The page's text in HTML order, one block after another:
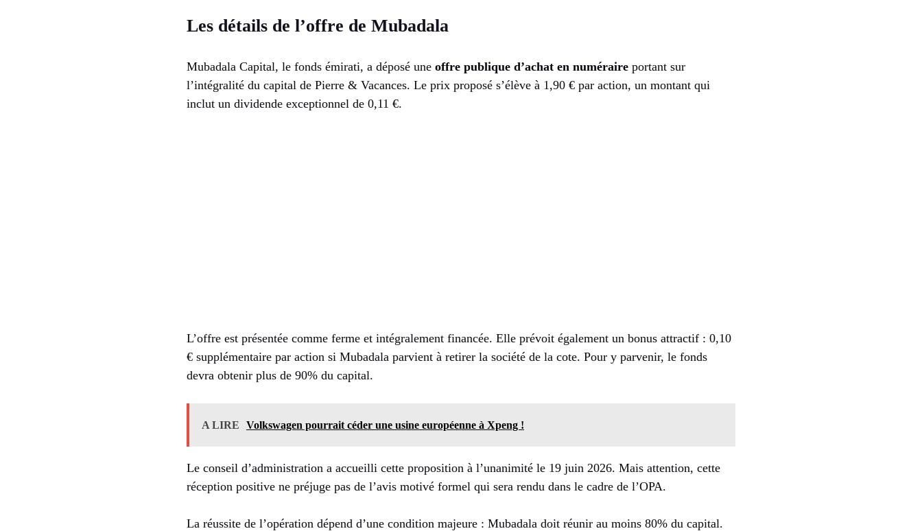
Les détails de l’offre de Mubadala
Mubadala Capital, le fonds émirati, a déposé une offre publique d’achat en numéraire portant sur
l’intégralité du capital de Pierre & Vacances. Le prix proposé s’élève à 1,90 € par action, un montant qui
inclut un dividende exceptionnel de 0,11 €.
L’offre est présentée comme ferme et intégralement financée. Elle prévoit également un bonus attractif : 0,10
€ supplémentaire par action si Mubadala parvient à retirer la société de la cote. Pour y parvenir, le fonds
devra obtenir plus de 90% du capital.
A LIRE Volkswagen pourrait céder une usine européenne à Xpeng !
Le conseil d’administration a accueilli cette proposition à l’unanimité le 19 juin 2026. Mais attention, cette
réception positive ne préjuge pas de l’avis motivé formel qui sera rendu dans le cadre de l’OPA.
La réussite de l’opération dépend d’une condition majeure : Mubadala doit réunir au moins 80% du capital.